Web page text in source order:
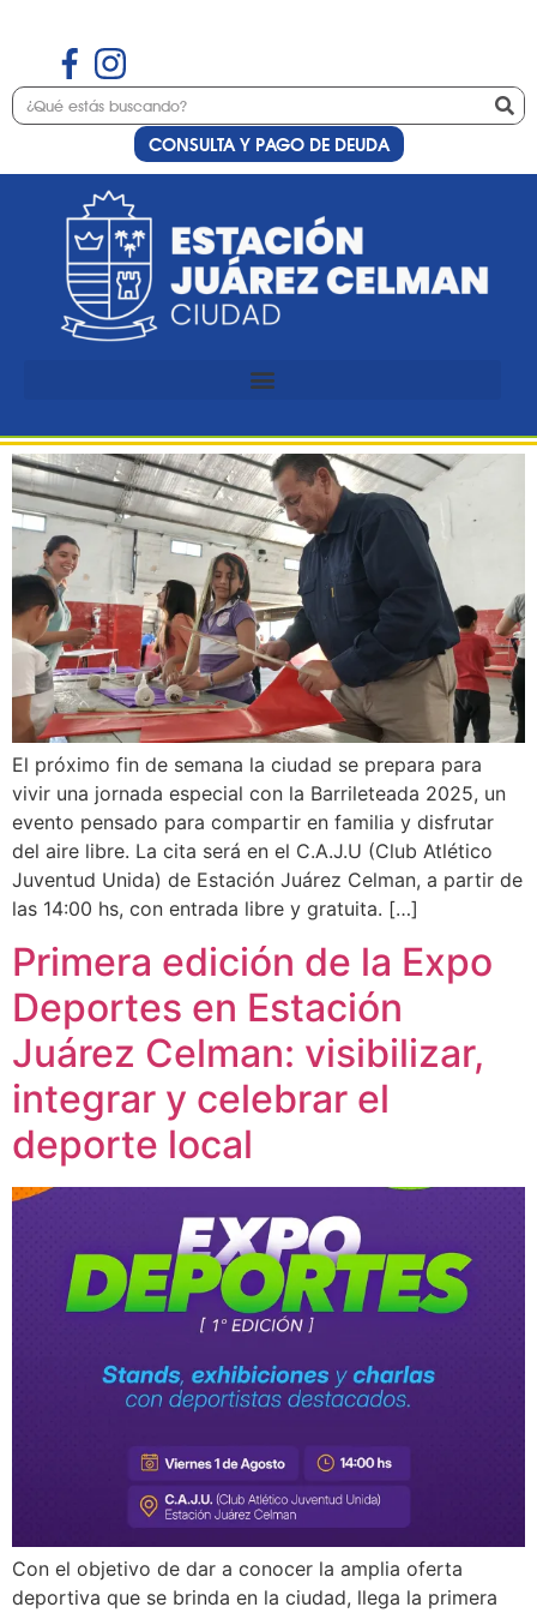
CONSULTA Y PAGO DE DEUDA
Etiqueta:CAJU
Se viene la Barrileteada
2025: una tarde para
El próximo fin de semana la ciudad se prepara para
vivir una jornada especial con la Barrileteada 2025, un
evento pensado para compartir en familia y disfrutar
del aire libre. La cita será en el C.A.J.U (Club Atlético
Juventud Unida) de Estación Juárez Celman, a partir de
las 14:00 hs, con entrada libre y gratuita. […]
Primera edición de la Expo
Deportes en Estación
Juárez Celman: visibilizar,
integrar y celebrar el
deporte local
Con el objetivo de dar a conocer la amplia oferta
deportiva que se brinda en la ciudad, llega la primera